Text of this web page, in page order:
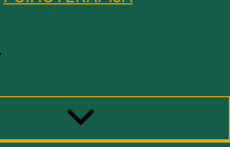
MENU
TOGGLE